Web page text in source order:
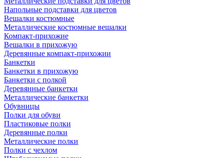
Напольные подставки для цветов
Вешалки костюмные
Металлические костюмные вешалки
Компакт-прихожие
Вешалки в прихожую
Деревянные компакт-прихожии
Банкетки
Банкетки в прихожую
Банкетки с полкой
Деревянные банкетки
Металлические банкетки
Обувницы
Полки для обуви
Пластиковые полки
Деревянные полки
Металлические полки
Полки с чехлом